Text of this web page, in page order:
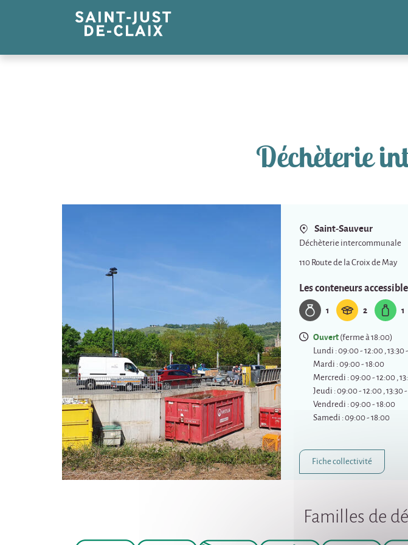
Déchèterie
Saint-Sauveur
Déchèterie intercommunale
110 Route de la Croix de May
Les conteneurs
1 2 1
Ouvert(ferme à 18:00)
Lundi : 09:00 - 12:00 , 13:30
Mardi : 09:00 - 18:00
Mercredi : 09:00 - 12:00 ,
Jeudi : 09:00 - 12:00 , 13:30
Vendredi : 09:00 - 18:00
Samedi : 09:00 - 18:00
Fiche collectivité
Familles de